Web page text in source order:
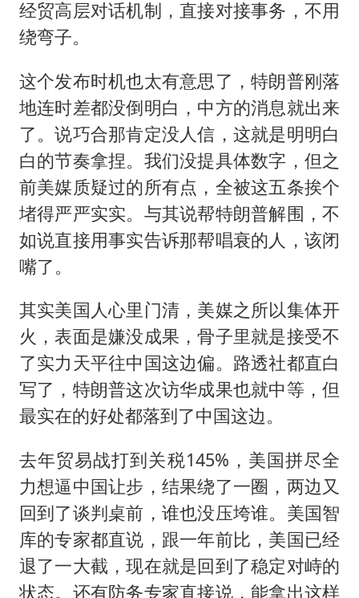
经贸高层对话机制，直接对接事务，不用
绕弯子。
这个发布时机也太有意思了，特朗普刚落
地连时差都没倒明白，中方的消息就出来
了。说巧合那肯定没人信，这就是明明白
白的节奏拿捏。我们没提具体数字，但之
前美媒质疑过的所有点，全被这五条挨个
堵得严严实实。与其说帮特朗普解围，不
如说直接用事实告诉那帮唱衰的人，该闭
嘴了。
其实美国人心里门清，美媒之所以集体开
火，表面是嫌没成果，骨子里就是接受不
了实力天平往中国这边偏。路透社都直白
写了，特朗普这次访华成果也就中等，但
最实在的好处都落到了中国这边。
去年贸易战打到关税145%，美国拼尽全
力想逼中国让步，结果绕了一圈，两边又
回到了谈判桌前，谁也没压垮谁。美国智
库的专家都直说，跟一年前比，美国已经
退了一大截，现在就是回到了稳定对峙的
状态。还有防务专家直接说，能拿出这样